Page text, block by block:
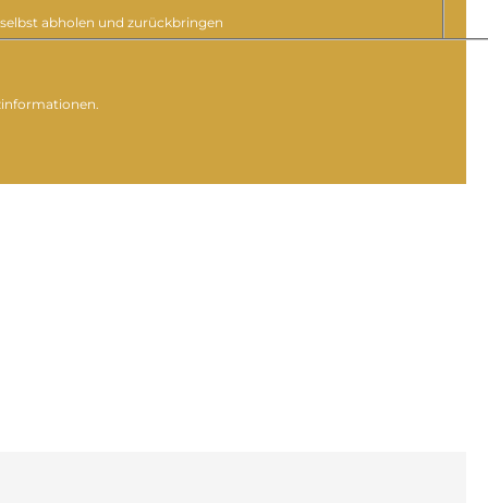
selbst abholen und zurückbringen